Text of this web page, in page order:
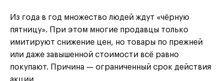
Из года в год множество людей ждут «чёрную
пятницу». При этом многие продавцы только
имитируют снижение цен, но товары по прежней
или даже завышенной стоимости всё равно
покупают. Причина — ограниченный срок действия